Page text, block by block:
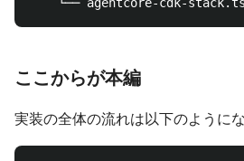
ここからが本編
実装の全体の流れは以下のように